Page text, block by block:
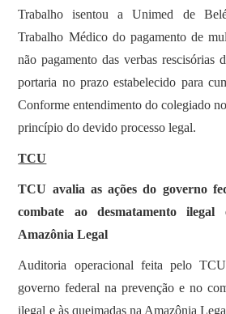
Trabalho isentou a Unimed de
Trabalho Médico do pagamento de
não pagamento das verbas rescisórias
portaria no prazo estabelecido para
Conforme entendimento do colegiado
princípio do devido processo legal.
TCU
TCU avalia as ações do governo
combate ao desmatamento
Amazônia Legal
Auditoria operacional feita pelo
governo federal na prevenção e no
ilegal e às queimadas na Amazônia